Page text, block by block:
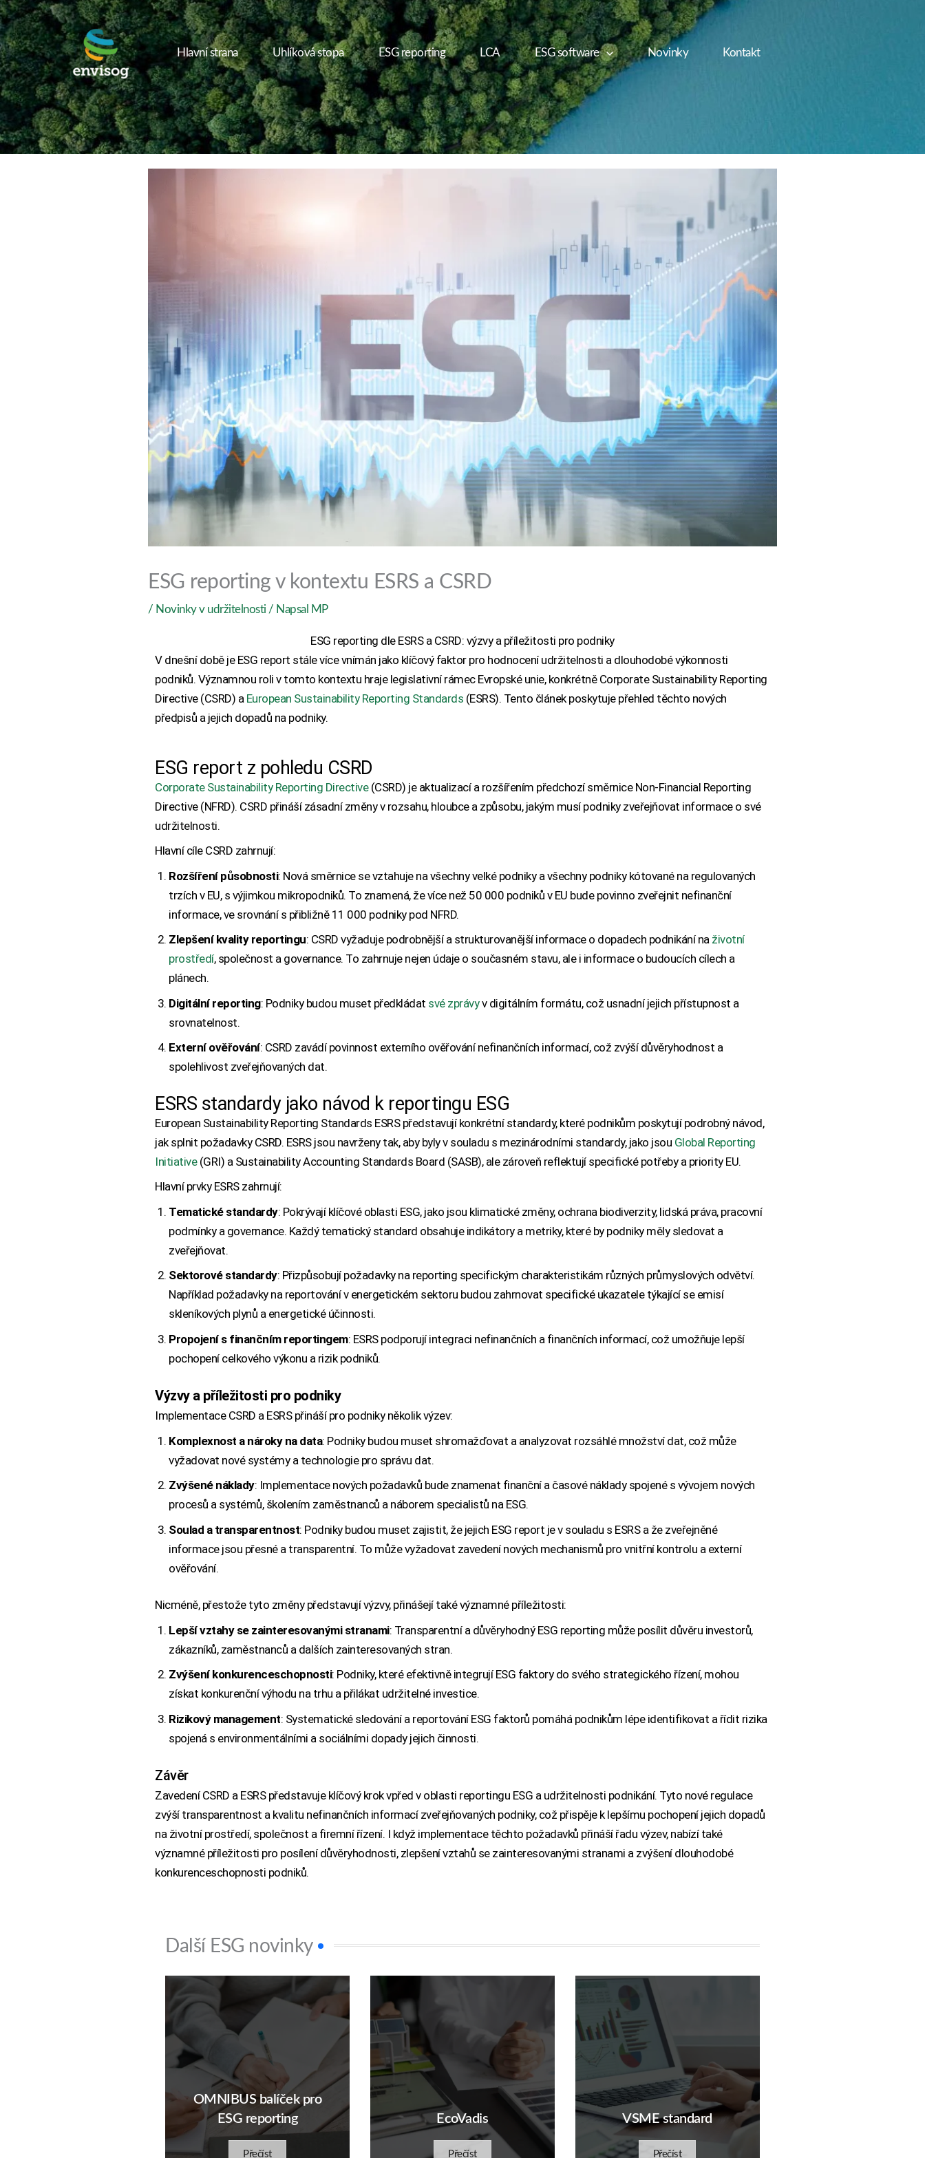
Přeskočit
na
obsah
Hlavní strana Uhlíková stopa ESG reporting LCA ESG software Novinky Kontakt
ESG reporting v kontextu ESRS a CSRD
/ Novinky v udržitelnosti / Napsal MP
ESG reporting dle ESRS a CSRD: výzvy a příležitosti pro podniky
V dnešní době je ESG report stále více vnímán jako klíčový faktor pro hodnocení udržitelnosti a dlouhodobé výkonnosti
podniků. Významnou roli v tomto kontextu hraje legislativní rámec Evropské unie, konkrétně Corporate Sustainability Reporting
Directive (CSRD) a European Sustainability Reporting Standards (ESRS). Tento článek poskytuje přehled těchto nových
předpisů a jejich dopadů na podniky.
ESG report z pohledu CSRD
Corporate Sustainability Reporting Directive(CSRD) je aktualizací a rozšířením předchozí směrnice Non-Financial Reporting
Directive (NFRD). CSRD přináší zásadní změny v rozsahu, hloubce a způsobu, jakým musí podniky zveřejňovat informace o své
udržitelnosti.
Hlavní cíle CSRD zahrnují:
Rozšíření působnosti: Nová směrnice se vztahuje na všechny velké podniky a všechny podniky kótované na regulovaných
trzích v EU, s výjimkou mikropodniků. To znamená, že více než 50 000 podniků v EU bude povinno zveřejnit nefinanční
informace, ve srovnání s přibližně 11 000 podniky pod NFRD.
Zlepšení kvality reportingu: CSRD vyžaduje podrobnější a strukturovanější informace o dopadech podnikání na životní
prostředí, společnost a governance. To zahrnuje nejen údaje o současném stavu, ale i informace o budoucích cílech a
plánech.
Digitální reporting: Podniky budou muset předkládat své zprávyv digitálním formátu, což usnadní jejich přístupnost a
srovnatelnost.
Externí ověřování: CSRD zavádí povinnost externího ověřování nefinančních informací, což zvýší důvěryhodnost a
spolehlivost zveřejňovaných dat.
ESRS standardy jako návod k reportingu ESG
European Sustainability Reporting Standards ESRS představují konkrétní standardy, které podnikům poskytují podrobný návod,
jak splnit požadavky CSRD. ESRS jsou navrženy tak, aby byly v souladu s mezinárodními standardy, jako jsou Global Reporting
Initiative(GRI) a Sustainability Accounting Standards Board (SASB), ale zároveň reflektují specifické potřeby a priority EU.
Hlavní prvky ESRS zahrnují:
Tematické standardy: Pokrývají klíčové oblasti ESG, jako jsou klimatické změny, ochrana biodiverzity, lidská práva, pracovní
podmínky a governance. Každý tematický standard obsahuje indikátory a metriky, které by podniky měly sledovat a
zveřejňovat.
Sektorové standardy: Přizpůsobují požadavky na reporting specifickým charakteristikám různých průmyslových odvětví.
Například požadavky na reportování v energetickém sektoru budou zahrnovat specifické ukazatele týkající se emisí
skleníkových plynů a energetické účinnosti.
Propojení s finančním reportingem: ESRS podporují integraci nefinančních a finančních informací, což umožňuje lepší
pochopení celkového výkonu a rizik podniků.
Výzvy a příležitosti pro podniky
Implementace CSRD a ESRS přináší pro podniky několik výzev:
Komplexnost a nároky na data: Podniky budou muset shromažďovat a analyzovat rozsáhlé množství dat, což může
vyžadovat nové systémy a technologie pro správu dat.
Zvýšené náklady: Implementace nových požadavků bude znamenat finanční a časové náklady spojené s vývojem nových
procesů a systémů, školením zaměstnanců a náborem specialistů na ESG.
Soulad a transparentnost: Podniky budou muset zajistit, že jejich ESG report je v souladu s ESRS a že zveřejněné
informace jsou přesné a transparentní. To může vyžadovat zavedení nových mechanismů pro vnitřní kontrolu a externí
ověřování.
Nicméně, přestože tyto změny představují výzvy, přinášejí také významné příležitosti:
Lepší vztahy se zainteresovanými stranami: Transparentní a důvěryhodný ESG reporting může posílit důvěru investorů,
zákazníků, zaměstnanců a dalších zainteresovaných stran.
Zvýšení konkurenceschopnosti: Podniky, které efektivně integrují ESG faktory do svého strategického řízení, mohou
získat konkurenční výhodu na trhu a přilákat udržitelné investice.
Rizikový management: Systematické sledování a reportování ESG faktorů pomáhá podnikům lépe identifikovat a řídit rizika
spojená s environmentálními a sociálními dopady jejich činnosti.
Závěr
Zavedení CSRD a ESRS představuje klíčový krok vpřed v oblasti reportingu ESG a udržitelnosti podnikání. Tyto nové regulace
zvýší transparentnost a kvalitu nefinančních informací zveřejňovaných podniky, což přispěje k lepšímu pochopení jejich dopadů
na životní prostředí, společnost a firemní řízení. I když implementace těchto požadavků přináší řadu výzev, nabízí také
významné příležitosti pro posílení důvěryhodnosti, zlepšení vztahů se zainteresovanými stranami a zvýšení dlouhodobé
konkurenceschopnosti podniků.
Další ESG novinky
OMNIBUS balíček pro
ESG reporting
Přečíst
EcoVadis
Přečíst
VSME standard
Přečíst